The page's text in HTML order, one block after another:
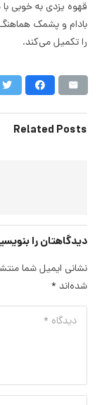
قهوه یزدی به خوبی با
بادام و پشمک
را تکمیل می‌کند.
Related Posts
دیدگاهتان را
نشانی ایمیل شما
شده‌اند *